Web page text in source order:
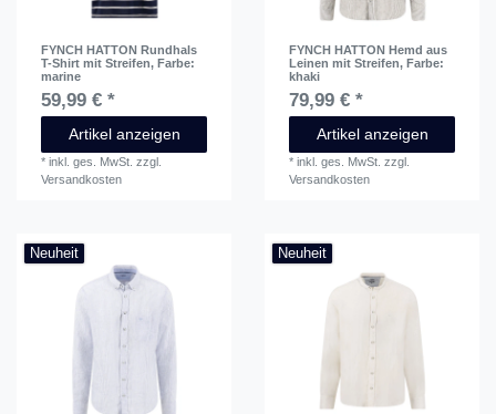
FYNCH HATTON Rundhals
T-Shirt mit Streifen, Farbe:
marine
59,99 € *
Artikel anzeigen
*inkl. ges. MwSt. zzgl.
Versandkosten
FYNCH HATTON Hemd aus
Leinen mit Streifen, Farbe:
khaki
79,99 € *
Artikel anzeigen
*inkl. ges. MwSt. zzgl.
Versandkosten
Neuheit Neuheit